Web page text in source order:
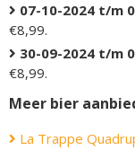
07-10-2024 t/m
€8,99.
30-09-2024 t/m
€8,99.
Meer bier
La Trappe